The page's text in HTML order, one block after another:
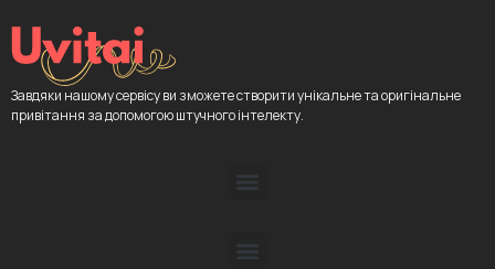
Завдяки нашому сервісу ви зможете створити унікальне та оригінальне
привітання за допомогою штучного інтелекту.